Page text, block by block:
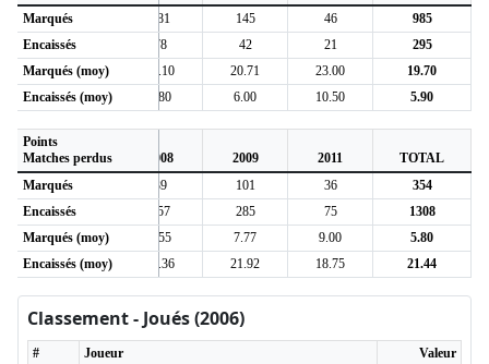
Marqués279 181 145 46
985
Encaissés
71 78 42 21
295
Marqués (moy)
19.93 18.10 20.71 23.00
19.70
Encaissés (moy)
5.07 7.80 6.00 10.50 5.90
Points
Matches perdus
2007 2008 2009 2011
TOTAL
Marqués88 39 101 36
354
Encaissés
305 257 285 75
1308
Marqués (moy)
5.87 3.55 7.77 9.00
5.80
Encaissés (moy)
20.33 23.36 21.92 18.75 21.44
Classement - Joués (2006)
# Joueur
Valeur